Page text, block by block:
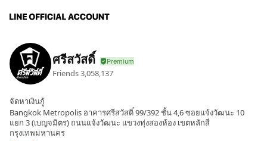
ศรีสวัสดิ์
Friends3,058,137
จัดหาเงินกู้
Bangkok Metropolis อาคารศรีสวัสดิ์ 99/392 ชั้น 4,6 ซอยแจ้งวัฒนะ 10
แยก 3 (เบญจมิตร) ถนนแจ้งวัฒนะ แขวงทุ่งสองห้อง เขตหลักสี่
กรุงเทพมหานคร